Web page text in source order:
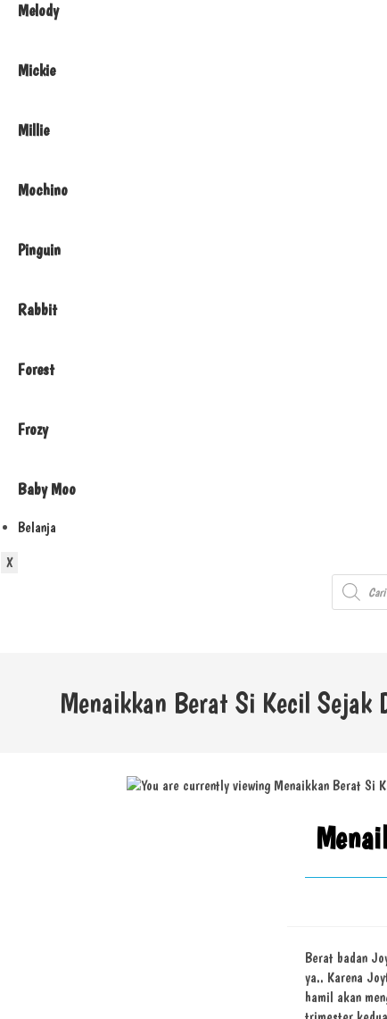
Melody
Mickie
Millie
Mochino
Pinguin
Rabbit
Forest
Frozy
Baby Moo
Belanja
X
Products
search
Menaikkan Berat Si Kecil Sejak
Berat badan
ya.. Karena
hamil akan